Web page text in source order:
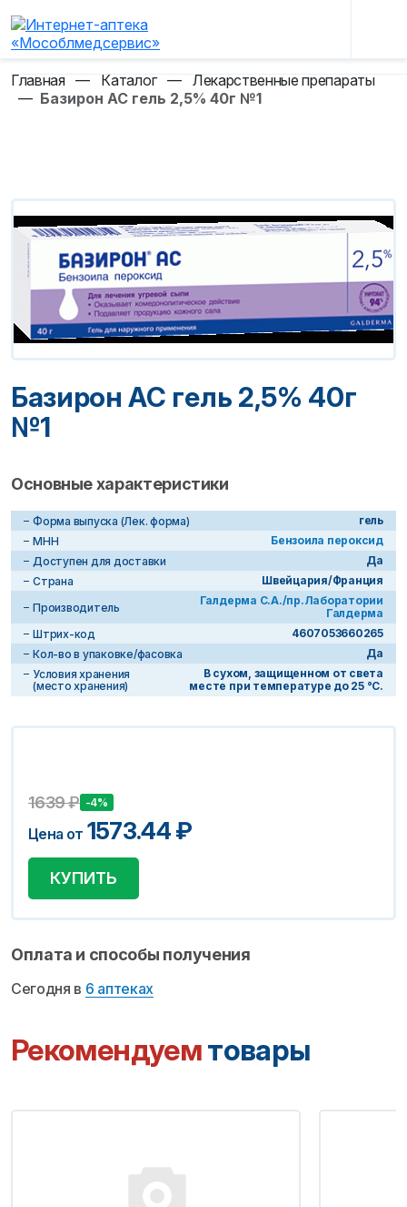
Главная — Каталог — Лекарственные препараты
— Базирон АС гель 2,5% 40г №1
Базирон АС гель 2,5% 40г
№1
Основные характеристики
Форма выпуска (Лек. форма)
гель
МНН
Бензоила пероксид
Доступен для доставки
Да
Страна
Швейцария/Франция
Производитель
Галдерма С.А./пр.Лаборатории
Галдерма
Штрих-код
4607053660265
Кол-во в упаковке/фасовка
Да
Условия хранения
(место хранения)
В сухом, защищенном от света
месте при температуре до 25 °С.
1639₽ -4%
Цена от 1573.44₽
КУПИТЬ
Оплата и способы получения
Сегодня в 6 аптеках
Рекомендуемтовары